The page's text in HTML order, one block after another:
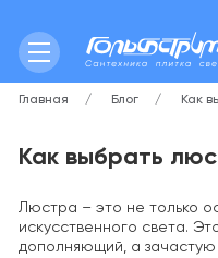
Главная Блог Как
Как выбрать
Люстра – это не только
искусственного света.
дополняющий, а